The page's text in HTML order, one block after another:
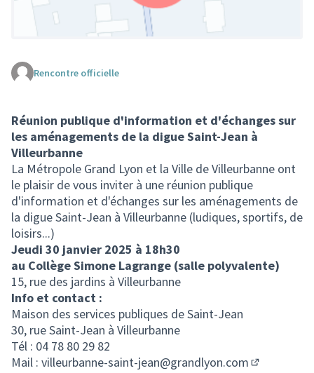
(Lien externe)
Rencontre officielle
Réunion publique d'information et d'échanges sur
les aménagements de la digue Saint-Jean à
Villeurbanne
La Métropole Grand Lyon et la Ville de Villeurbanne ont
le plaisir de vous inviter à une réunion publique
d'information et d'échanges sur les aménagements de
la digue Saint-Jean à Villeurbanne (ludiques, sportifs, de
loisirs...)
Jeudi 30 janvier 2025 à 18h30
au Collège Simone Lagrange (salle polyvalente)
15, rue des jardins à Villeurbanne
Info et contact :
Maison des services publiques de Saint-Jean
30, rue Saint-Jean à Villeurbanne
Tél : 04 78 80 29 82
Mail : villeurbanne-saint-jean@grandlyon.com